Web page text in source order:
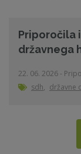
Priporočila
državnega
22. 06. 2026 -
sdh, državne